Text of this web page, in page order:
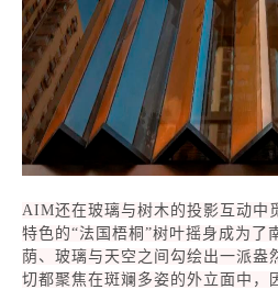
AIM还在玻璃与树木的投影互动中
特色的“法国梧桐”树叶摇身成为了
荫、玻璃与天空之间勾绘出一派盎
切都聚焦在斑斓多姿的外立面中，